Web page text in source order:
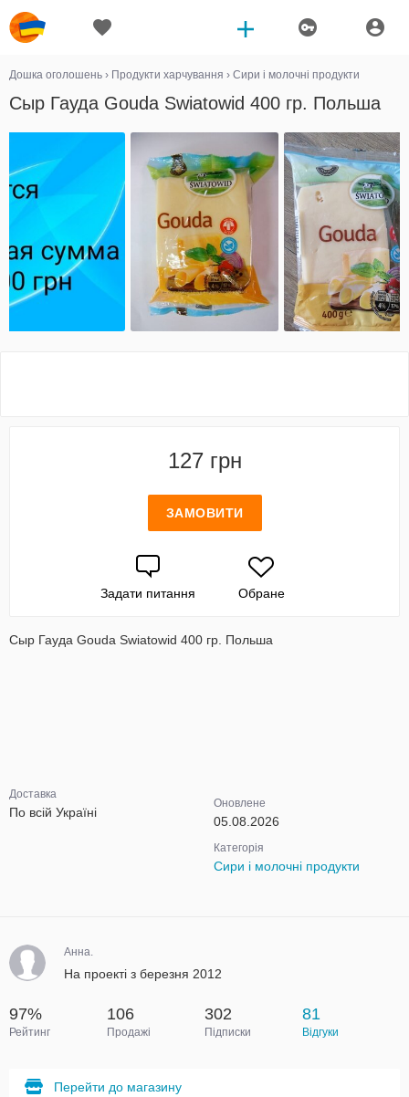
Дошка оголошень › Продукти харчування › Сири і молочні продукти
Сыр Гауда Gouda Swiatowid 400 гр. Польша
127 грн
ЗАМОВИТИ
Задати питання Обране
Сыр Гауда Gouda Swiatowid 400 гр. Польша
Доставка
По всій Україні
Оновлене
05.08.2026
Категорія
Сири і молочні продукти
Анна.
На проекті з березня 2012
97%
Рейтинг
106
Продажі
302
Підписки
81
Відгуки
Перейти до магазину